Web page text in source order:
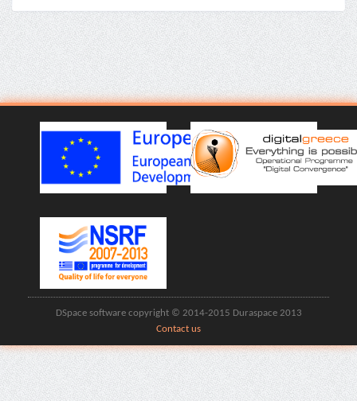
DSpace software copyright © 2014-2015 Duraspace 2013
Contact us